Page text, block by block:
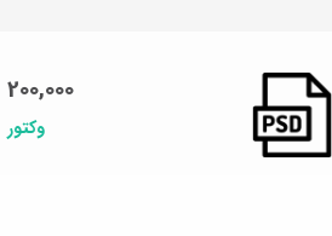
200,000
وکتور